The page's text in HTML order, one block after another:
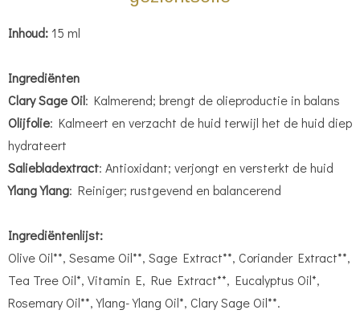
Inhoud: 15 ml
Ingrediënten
Clary Sage Oil: Kalmerend; brengt de olieproductie in balans
Olijfolie: Kalmeert en verzacht de huid terwijl het de huid diep
hydrateert
Saliebladextract: Antioxidant; verjongt en versterkt de huid
Ylang Ylang: Reiniger; rustgevend en balancerend
Ingrediëntenlijst:
Olive Oil**, Sesame Oil**, Sage Extract**, Coriander Extract**,
Tea Tree Oil*, Vitamin E, Rue Extract**, Eucalyptus Oil*,
Rosemary Oil**, Ylang-Ylang Oil*, Clary Sage Oil**.